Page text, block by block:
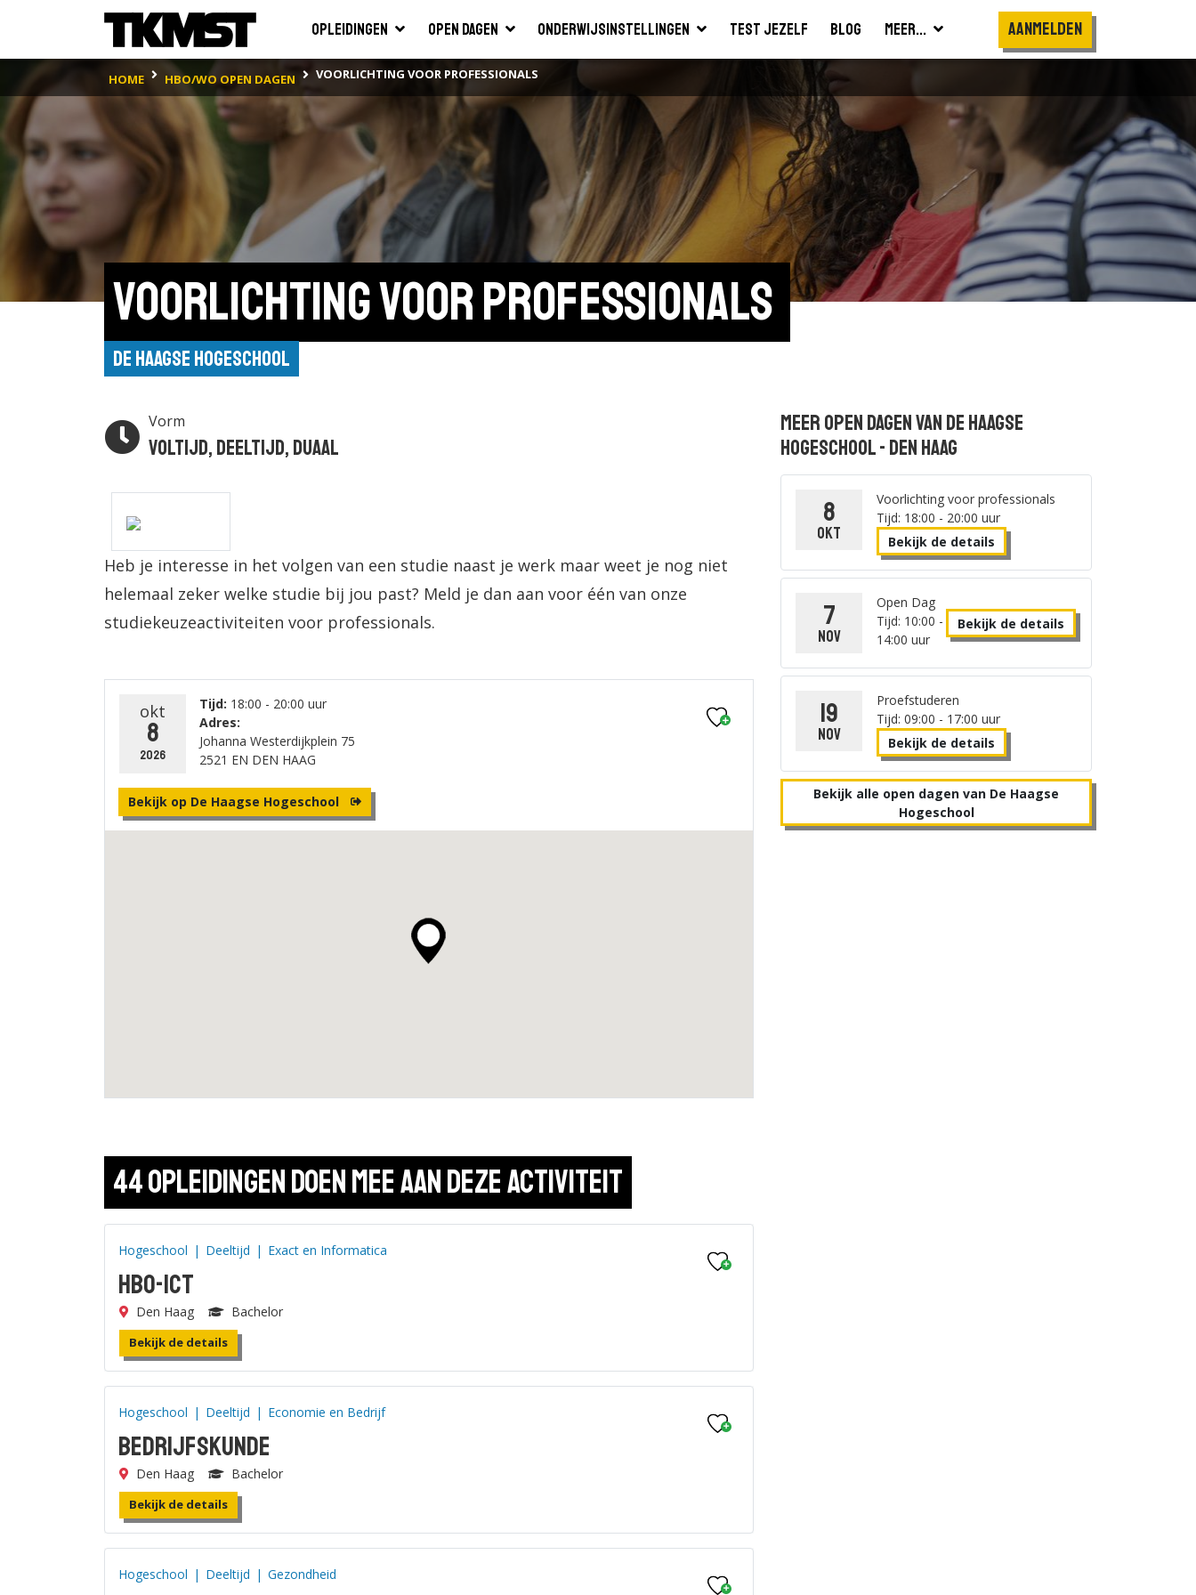
Opleidingen Open dagen Onderwijsinstellingen Test jezelf Blog Meer... Aanmelden
HOME HBO/WO OPEN DAGEN VOORLICHTING VOOR PROFESSIONALS
Voorlichting voor professionals
De Haagse Hogeschool
Vorm
Voltijd, Deeltijd, Duaal
Heb je interesse in het volgen van een studie naast je werk maar weet je nog niet
helemaal zeker welke studie bij jou past? Meld je dan aan voor één van onze
studiekeuzeactiviteiten voor professionals.
okt
8
2026
Tijd: 18:00 - 20:00 uur
Adres:
Johanna Westerdijkplein 75
2521 EN DEN HAAG
Bekijk op De Haagse Hogeschool
44 opleidingen doen mee aan deze activiteit
Hogeschool | Deeltijd | Exact en Informatica
HBO-ICT
Den Haag Bachelor
Bekijk de details
Hogeschool | Deeltijd | Economie en Bedrijf
Bedrijfskunde
Den Haag Bachelor
Bekijk de details
Hogeschool | Deeltijd | Gezondheid
Meer open dagen van De Haagse
Hogeschool - Den Haag
8
okt
Voorlichting voor professionals
Tijd: 18:00 - 20:00 uur
Bekijk de details
7
nov
Open Dag
Tijd: 10:00 -
14:00 uur
Bekijk de details
19
nov
Proefstuderen
Tijd: 09:00 - 17:00 uur
Bekijk de details
Bekijk alle open dagen van De Haagse
Hogeschool